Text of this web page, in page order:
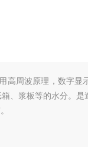
高周波原理，数字显
、浆板等的水分。